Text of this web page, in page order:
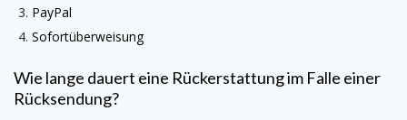
PayPal
Sofortüberweisung
Wie lange dauert eine Rückerstattung im Falle einer
Rücksendung?